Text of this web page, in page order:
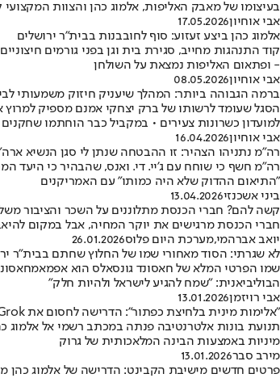
בעיצומו של מאבק האליפות, אלמוג כהן והצוות
אבי אוחיון17.05.2026
אלמוג כהן ביצע זעזוע: סוף לחובבנות בבית"ר ירושלים
קוד התנהגות מחייב, סגירת בית וגן בפני גורמים
- ופתאום האליפות נמצאת על השולחן
אבי אוחיון08.05.2026
ברמה הגבוהה ביותר: המהלך שיעניק חיזוק משמעותי
הסגל שעומד לרשותו של ברק יצחקי אמנם מספיק
למועדון כשרונות צעירים • במקביל כבר הוחתמו
אבי אוחיון16.04.2026
רה"מ נתניהו הצהיר: זו ההבטחה שנתן לי סגן הנשיא
רה"מ חשף כי שוחח עם ג'יי. די. ואנס, שהבהיר כי היעד
"התיאום ההדוק שלא היה כמותו" עם האמריקנים
ביני אשכנזי13.04.2026
קשה להם? חברי הכנסת מתלוננים על השכר והציבור
חברי הכנסת מרגישים את יוקר המחיה, אבל במקום
יואב אברהמי,מערכת היום פלוס26.01.2026
לא שגרתי: הסוד מאחורי שמו של החלוץ שחתם בבית"ר
הבוליביאנית: "שמח להגיע לישראל ולהיות חלק"
אבי רויזמן13.01.2026
"אלימות מינית בלחיצת כפתור": הדרישה לחסום את Grok בישראל
מיניות באמצעות הבינה המלאכותית של גרוק
מירב סבר13.01.2026
פרטים חדשים מישיבת הקבינט: הדרישה של אלמוג כהן